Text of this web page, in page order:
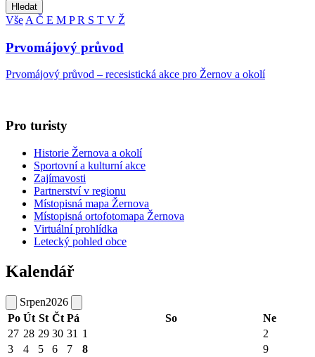
Hledat
Vše A Č E M PR S T V Ž
Prvomájový průvod
Prvomájový průvod – recesistická akce pro Žernov a okolí
Pro turisty
Historie Žernova a okolí
Sportovní a kulturní akce
Zajímavosti
Partnerství v regionu
Místopisná mapa Žernova
Místopisná ortofotomapa Žernova
Virtuální prohlídka
Letecký pohled obce
Kalendář
Srpen2026
Po Út St Čt Pá So
Ne
27 28 29 30 31 1
2
3
4 5 6 7 8 9